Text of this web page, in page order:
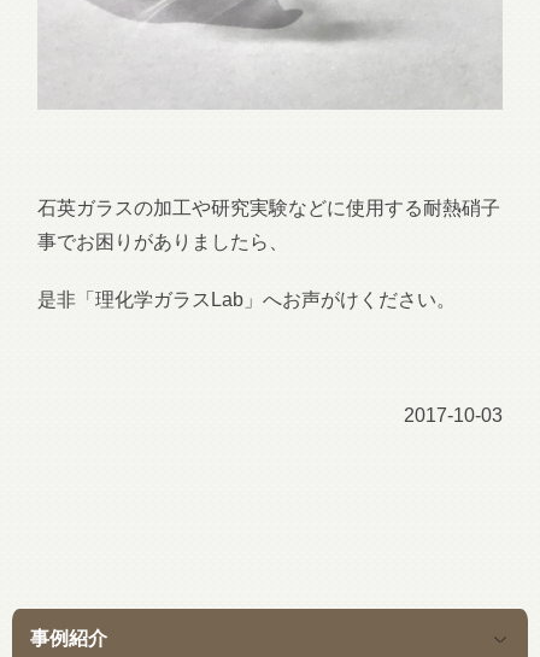
事例紹介
石英ガラスの加工や研究実験などに使用する耐熱硝子
事でお困りがありましたら、
是非「理化学ガラスLab」へお声がけください。
2017-10-03